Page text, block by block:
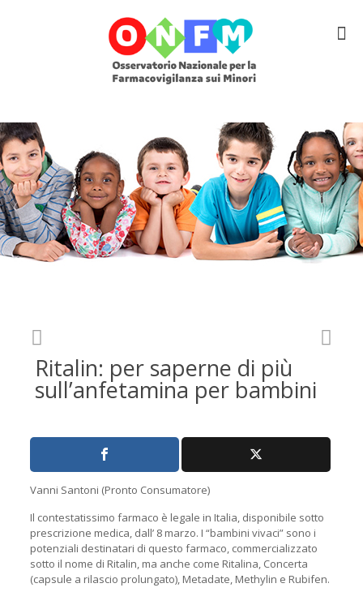
Ritalin: per saperne di più
sull’anfetamina per bambini
Vanni Santoni (Pronto Consumatore)
Il contestatissimo farmaco è legale in Italia, disponibile sotto
prescrizione medica, dall’ 8 marzo. I “bambini vivaci” sono i
potenziali destinatari di questo farmaco, commercializzato
sotto il nome di Ritalin, ma anche come Ritalina, Concerta
(capsule a rilascio prolungato), Metadate, Methylin e Rubifen.